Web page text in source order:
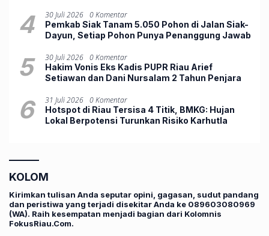
4 30 Juli 2026 0 Komentar
Pemkab Siak Tanam 5.050 Pohon di Jalan Siak-
Dayun, Setiap Pohon Punya Penanggung Jawab
5 30 Juli 2026 0 Komentar
Hakim Vonis Eks Kadis PUPR Riau Arief
Setiawan dan Dani Nursalam 2 Tahun Penjara
6 31 Juli 2026 0 Komentar
Hotspot di Riau Tersisa 4 Titik, BMKG: Hujan
Lokal Berpotensi Turunkan Risiko Karhutla
KOLOM
Kirimkan tulisan Anda seputar opini, gagasan, sudut pandang
dan peristiwa yang terjadi disekitar Anda ke 089603080969
(WA). Raih kesempatan menjadi bagian dari Kolomnis
FokusRiau.Com.